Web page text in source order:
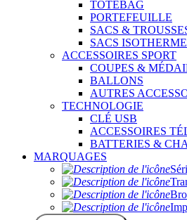
TOTEBAG
PORTEFEUILLE
SACS &
SACS ISOTHERME
ACCESSOIRES SPORT
COUPES &
BALLONS
AUTRES
TECHNOLOGIE
CLÉ USB
ACCESSOIRES
BATTERIES &
MARQUAGES